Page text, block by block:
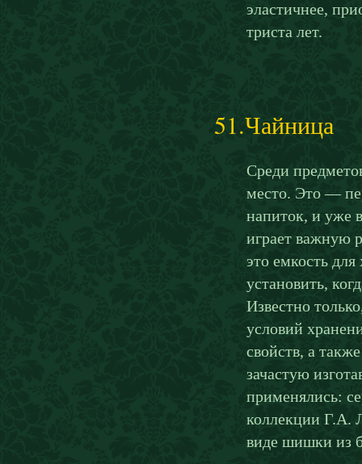
эластичнее,
триста лет.
51.Чайница
Среди
место. Это —
напиток, и уже
играет важную
это емкость
установить,
Известно
условий
свойств, а
зачастую
применялись:
коллекции Г.А.
виде шишки из